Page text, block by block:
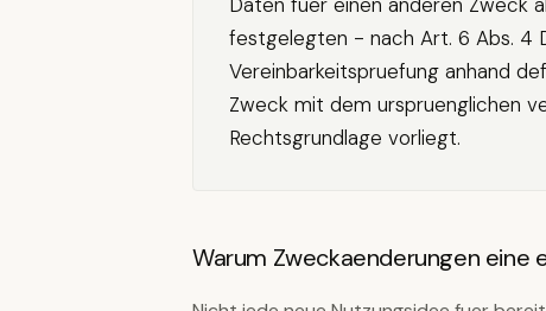
festgelegten - nach Art. 6 Abs. 4
Vereinbarkeitspruefung anhand
Zweck mit dem urspruenglichen
Rechtsgrundlage vorliegt.
Warum Zweckaenderungen eine